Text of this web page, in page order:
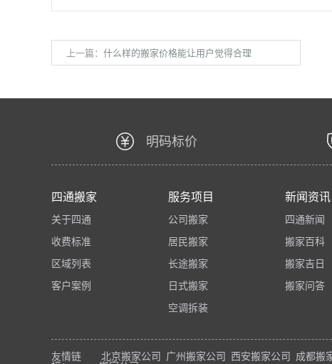
上一篇： 什么样的搬家价格能让用户觉得合理
明码标价
四通搬家
关于四通
收费标准
区域列表
客户案例
服务项目
公司搬家
居民搬家
长途搬家
日式搬家
空调拆装
新闻资讯
四通新闻
搬家百科
搬家吉日
搬家问答
友情链
北京搬家公司 广州搬家公司 西安搬家公司 成都搬